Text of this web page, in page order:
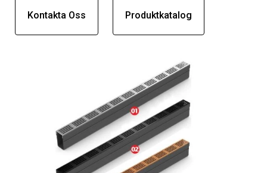
Kontakta Oss Produktkatalog